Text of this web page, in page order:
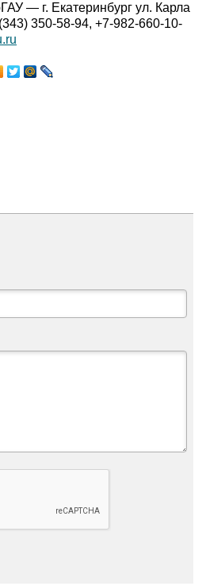
— г. Екатеринбург ул. Карла
350-58-94, +7-982-660-10-